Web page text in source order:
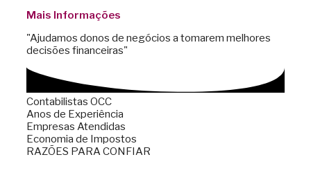
Mais Informações
"Ajudamos donos de negócios a tomarem melhores
decisões financeiras"
Contabilistas OCC
Anos de Experiência
Empresas Atendidas
Economia de Impostos
RAZÕES PARA CONFIAR